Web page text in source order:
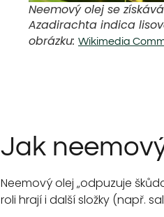
Neemový olej se
Azadirachta indica
obrázku: Wikimedia
Jak
Neemový olej „odpuzuje
roli hrají i další složky (např.